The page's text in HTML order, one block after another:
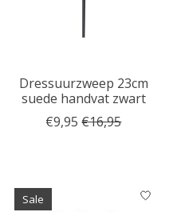
Dressuurzweep 23cm
suede handvat zwart
€9,95 €16,95
Sale